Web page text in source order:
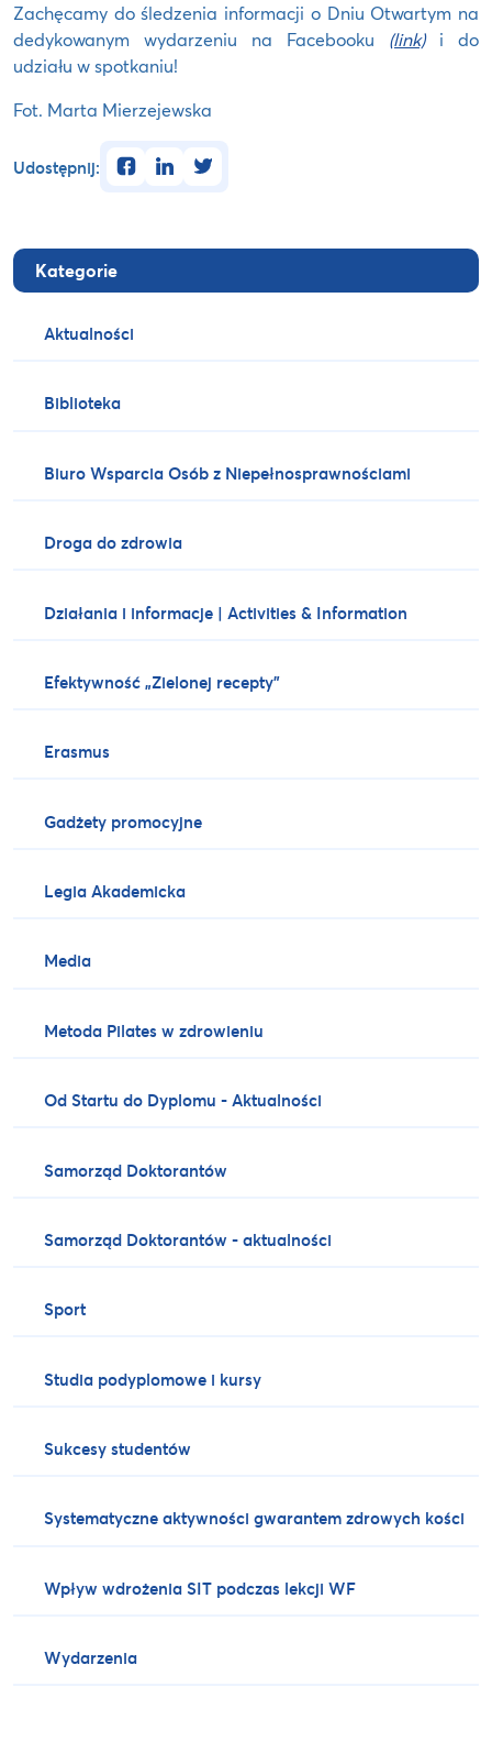
Kategorie
Aktualności
Biblioteka
Biuro Wsparcia Osób z Niepełnosprawnościami
Droga do zdrowia
Działania i informacje | Activities & Information
Efektywność „Zielonej recepty”
Erasmus
Gadżety promocyjne
Legia Akademicka
Media
Metoda Pilates w zdrowieniu
Od Startu do Dyplomu - Aktualności
Samorząd Doktorantów
Samorząd Doktorantów - aktualności
Sport
Studia podyplomowe i kursy
Sukcesy studentów
Systematyczne aktywności gwarantem zdrowych kości
Wpływ wdrożenia SIT podczas lekcji WF
Wydarzenia
Zachęcamy do śledzenia informacji o Dniu Otwartym na
dedykowanym wydarzeniu na Facebooku (link)i do
udziału w spotkaniu!
Fot. Marta Mierzejewska
Udostępnij: facebooklinkedintwitter